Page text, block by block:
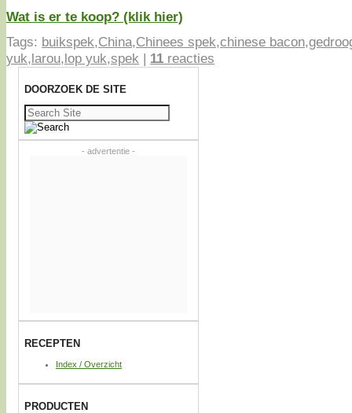
Wat is er te koop? (klik hier)
Tags: buikspek,China,Chinees spek,chinese bacon,
yuk,larou,lop yuk,spek | 11 reacties
DOORZOEK DE SITE
Zoeken
naar:
- advertentie -
RECEPTEN
Index / Overzicht
PRODUCTEN